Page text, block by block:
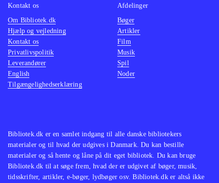
Bibliotek.dk er en samlet indgang til alle danske bibliotekers
materialer og til hvad der udgives i Danmark. Du kan bestille
materialer og så hente og låne på dit eget bibliotek. Du kan bruge
Bibliotek.dk til at søge frem, hvad der er udgivet af bøger, musik,
tidsskrifter, artikler, e-bøger, lydbøger osv. Bibliotek.dk er altså ikke
Kontakt os
Om Bibliotek.dk
Hjælp og vejledning
Kontakt os
Privatlivspolitik
Leverandører
English
Tilgængelighedserklæring
Afdelinger
Bøger
Artikler
Film
Musik
Spil
Noder